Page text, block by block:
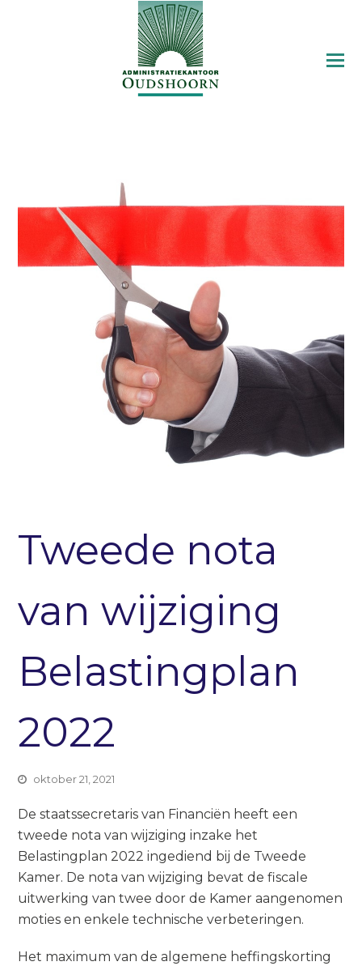
Tweede nota
van wijziging
Belastingplan
2022
oktober 21, 2021
De staatssecretaris van Financiën heeft een
tweede nota van wijziging inzake het
Belastingplan 2022 ingediend bij de Tweede
Kamer. De nota van wijziging bevat de fiscale
uitwerking van twee door de Kamer aangenomen
moties en enkele technische verbeteringen.
Het maximum van de algemene heffingskorting